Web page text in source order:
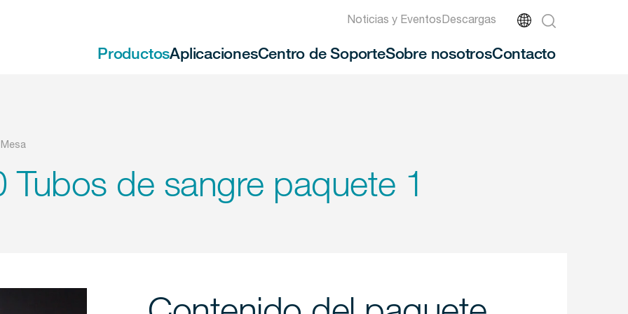
Noticias y EventosDescargas
ProductosAplicacionesCentro de SoporteSobre nosotrosContacto
Tubos de sangre paquete 1